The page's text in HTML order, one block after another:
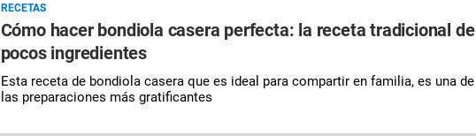
RECETAS
Cómo hacer bondiola casera perfecta: la receta tradicional de
pocos ingredientes
Esta receta de bondiola casera que es ideal para compartir en familia, es una de
las preparaciones más gratificantes